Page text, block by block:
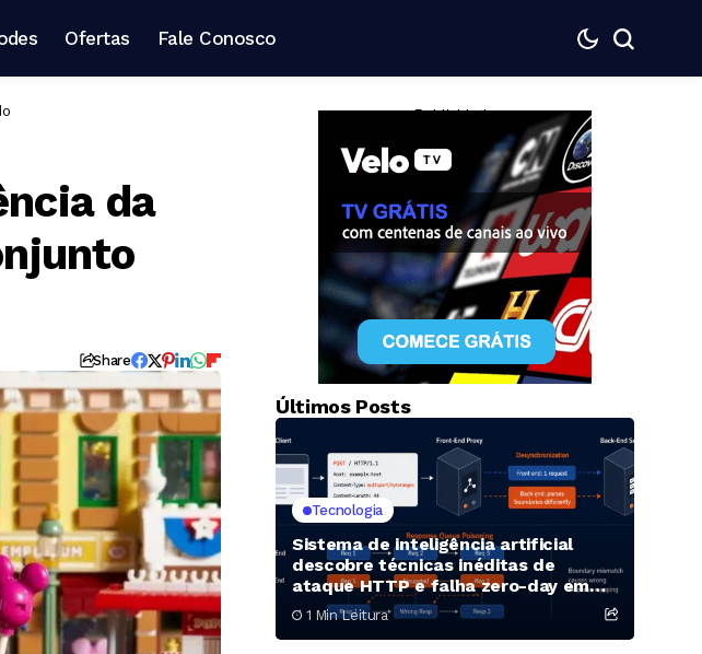
Ofertas Fale Conosco
da
Share
— Publicidade —
Últimos Posts
Tecnologia
Sistema de inteligência artificial
descobre técnicas inéditas de
ataque HTTP e falha zero-day em
servidor Apache
1 Min Leitura